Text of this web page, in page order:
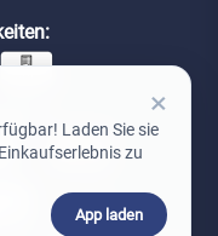
×
Laden Sie sie
zu
App laden